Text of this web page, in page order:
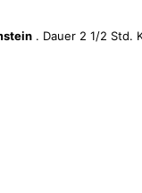
. Dauer 2 1/2 Std.